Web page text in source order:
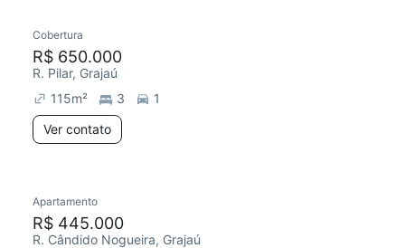
Redecorar
Cobertura
R$ 650.000
R. Pilar, Grajaú
115m² 3
1
Ver contato
Apartamento
R$ 445.000
R. Cândido Nogueira, Grajaú